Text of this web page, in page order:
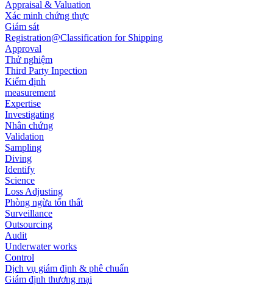
Appraisal & Valuation
Xác minh chứng thực
Giám sát
Registration@Classification for Shipping
Approval
Thử nghiệm
Third Party Inpection
Kiểm định
measurement
Expertise
Investigating
Nhân chứng
Validation
Sampling
Diving
Identify
Science
Loss Adjusting
Phòng ngừa tổn thất
Surveillance
Outsourcing
Audit
Underwater works
Control
Dịch vụ giám định & phê chuẩn
Giám định thương mại